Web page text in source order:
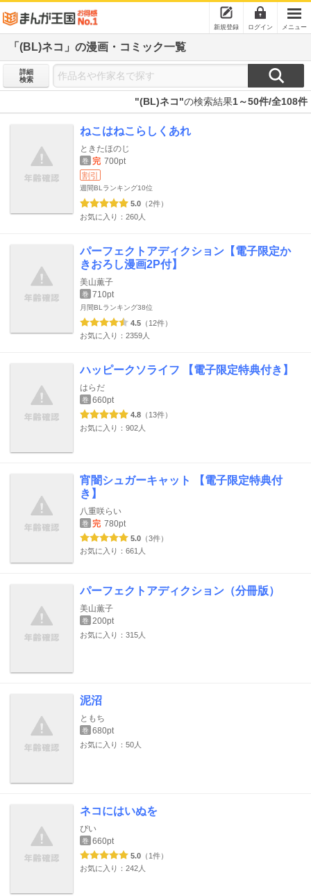
新規登録 ログイン メニュー
「(BL)ネコ」の漫画・コミック一覧
詳細
検索
"(BL)ネコ"の検索結果1～50件/全108件
ねこはねこらしくあれ
ときたほのじ
巻 完 700pt
割引
週間BLランキング10位
5.0 （2件）
お気に入り：260人
パーフェクトアディクション【電子限定か
きおろし漫画2P付】
美山薫子
巻 710pt
月間BLランキング38位
4.5 （12件）
お気に入り：2359人
ハッピークソライフ 【電子限定特典付き】
はらだ
巻 660pt
4.8 （13件）
お気に入り：902人
宵闇シュガーキャット 【電子限定特典付
き】
八重咲らい
巻 完 780pt
5.0 （3件）
お気に入り：661人
パーフェクトアディクション（分冊版）
美山薫子
巻 200pt
お気に入り：315人
泥沼
ともち
巻 680pt
お気に入り：50人
ネコにはいぬを
ぴい
巻 660pt
5.0 （1件）
お気に入り：242人